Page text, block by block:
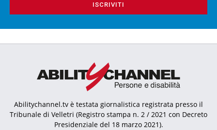
ISCRIVITI
Abilitychannel.tv è testata giornalistica registrata presso il
Tribunale di Velletri (Registro stampa n. 2 / 2021 con Decreto
Presidenziale del 18 marzo 2021).